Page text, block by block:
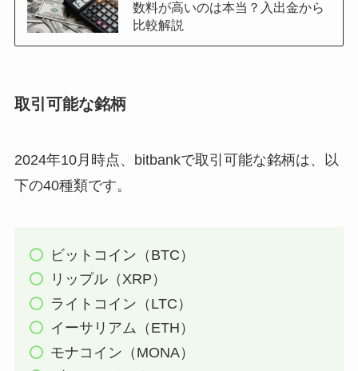
数料が高いのは本当？入出金から
比較解説
取引可能な銘柄
2024年10月時点、bitbankで取引可能な銘柄は、以
下の40種類です。
ビットコイン（BTC）
リップル（XRP）
ライトコイン（LTC）
イーサリアム（ETH）
モナコイン（MONA）